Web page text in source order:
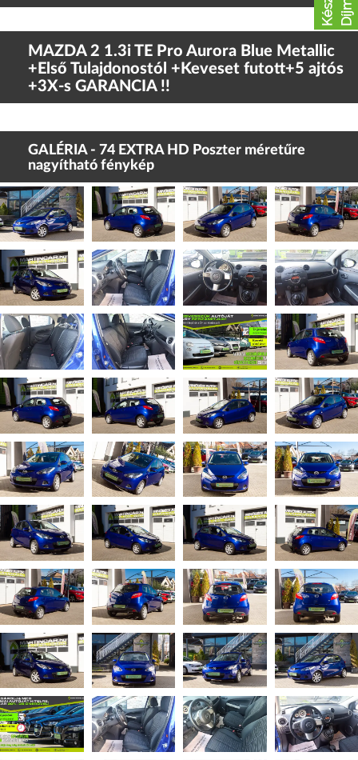
MAZDA 2 1.3i TE Pro Aurora Blue Metallic
+Első Tulajdonostól +Keveset futott+5 ajtós
+3X-s GARANCIA !!
GALÉRIA - 74 EXTRA HD Poszter méretűre
nagyítható fénykép